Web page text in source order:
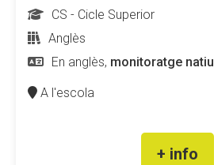
CS - Cicle Superior
Anglès
En anglès, monitoratge natiu
A l'escola
+ info